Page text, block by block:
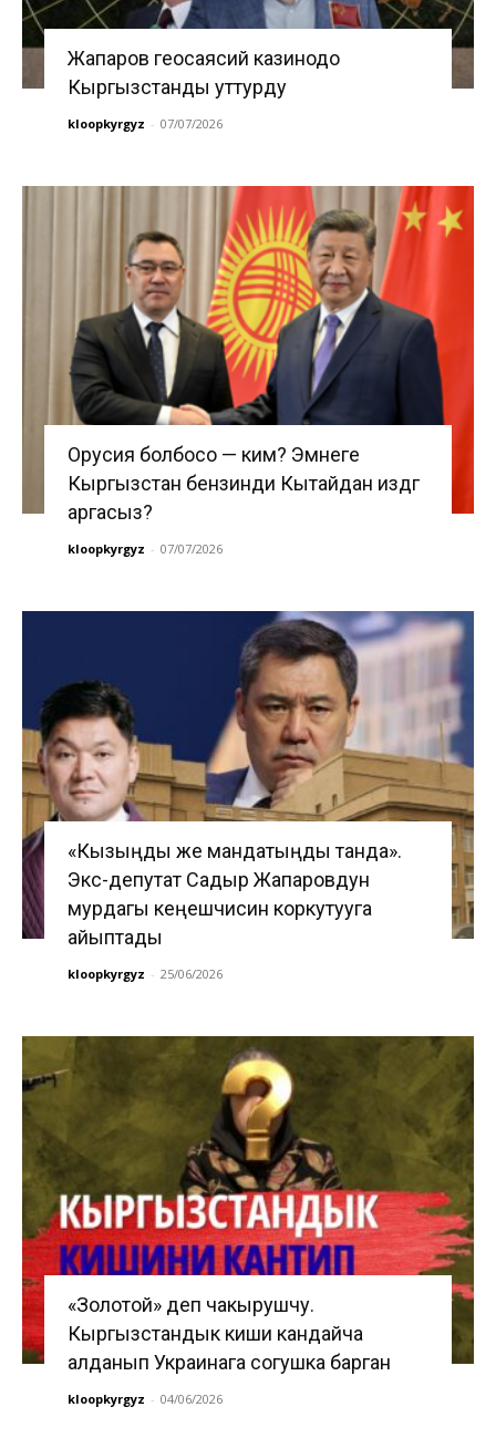
Жапаров геосаясий казинодо
Кыргызстанды уттурду
kloopkyrgyz - 07/07/2026
Орусия болбосо — ким? Эмнеге
Кыргызстан бензинди Кытайдан издөөгө
аргасыз?
kloopkyrgyz - 07/07/2026
«Кызыңды же мандатыңды танда».
Экс-депутат Садыр Жапаровдун
мурдагы кеңешчисин коркутууга
айыптады
kloopkyrgyz - 25/06/2026
«Золотой» деп чакырушчу.
Кыргызстандык киши кандайча
алданып Украинага согушка барган
kloopkyrgyz - 04/06/2026